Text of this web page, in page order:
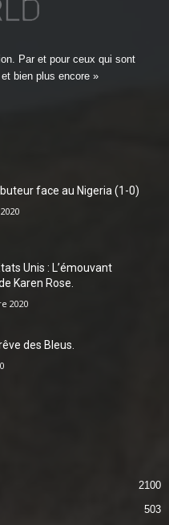
Par et pour ceux qui sont
bien plus encore »
face au Nigeria (1-0)
Unis : L’émouvant
Karen Rose.
2020
des Bleus.
2100
503